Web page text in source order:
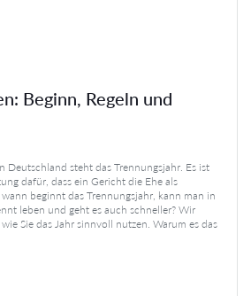
Beginn, Regeln und
Deutschland steht das Trennungsjahr. Es ist
dafür, dass ein Gericht die Ehe als
beginnt das Trennungsjahr, kann man in
leben und geht es auch schneller? Wir
Sie das Jahr sinnvoll nutzen. Warum es das